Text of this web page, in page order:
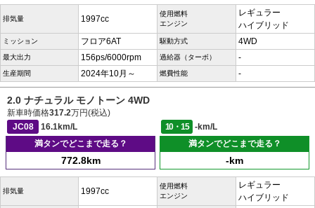
排気量 1997cc
使用燃料
エンジン
レギュラー
ハイブリッド
ミッション フロア6AT 駆動方式 4WD
最大出力 156ps/6000rpm 過給器（ターボ） -
生産期間 2024年10月～ 燃費性能 -
2.0 ナチュラル モノトーン 4WD
新車時価格317.2万円(税込)
JC08
16.1km/L 10・15
-km/L
満タンでどこまで走る？
772.8km
満タンでどこまで走る？
-km
排気量 1997cc
使用燃料
エンジン
レギュラー
ハイブリッド